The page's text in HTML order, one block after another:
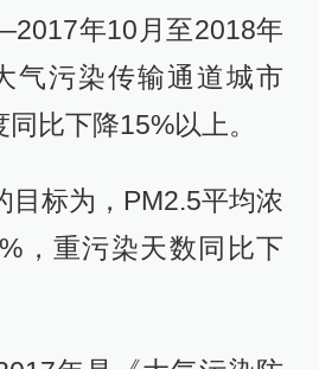
年10月至2018年
气污染传输通道城市
比下降15%以上。
目标为，PM2.5平均浓
，重污染天数同比下